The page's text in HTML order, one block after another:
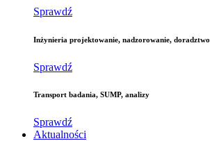
Sprawdź
Inżynieria projektowanie, nadzorowanie, doradztwo
Sprawdź
Transport badania, SUMP, analizy
Sprawdź
Aktualności